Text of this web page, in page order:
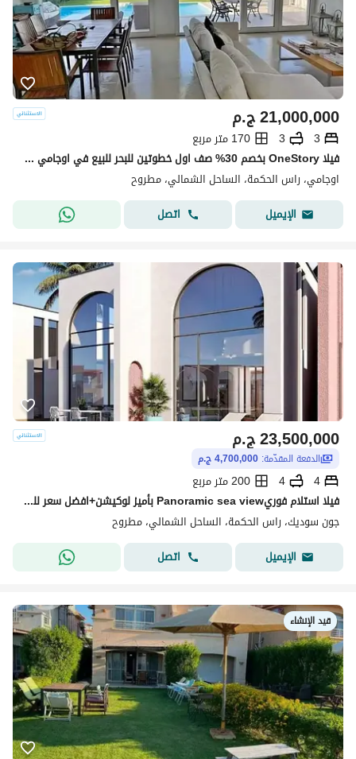
ج.م21,000,000
3
3
170 متر مربع
فيلا OneStory بخصم 30% صف اول خطوتين للبحر للبيع في اوجامي سوديك ogami sodic north coast راس الحكمه بجوار فوكا باى وماونتن فيو ولافيستا
اوجامي، راس الحكمة، الساحل الشمالي، مطروح
الإيميل
اتصل
ج.م23,500,000
الدفعة المقدّمة: 4,700,000 ج.م
4
4
200 متر مربع
فيلا استلام فوريPanoramic sea view بأميز لوكيشن+افضل سعر للبيع في جون سوديك June sodic الساحل الشمالي راس الحكمه بجوار فوكا باى وماونتن فيو وLavista
جون سوديك، راس الحكمة، الساحل الشمالي، مطروح
الإيميل
اتصل
قيد الإنشاء